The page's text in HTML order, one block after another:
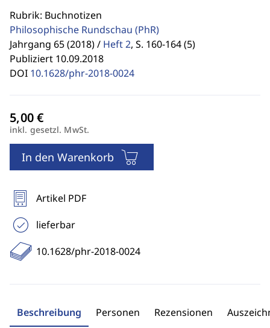
Rubrik: Buchnotizen
Philosophische Rundschau (PhR)
Jahrgang 65 (2018) / Heft 2, S. 160-164 (5)
Publiziert 10.09.2018
DOI 10.1628/phr-2018-0024
inkl. gesetzl. MwSt.
In den Warenkorb
Artikel PDF
lieferbar
10.1628/phr-2018-0024
Beschreibung Personen Rezensionen